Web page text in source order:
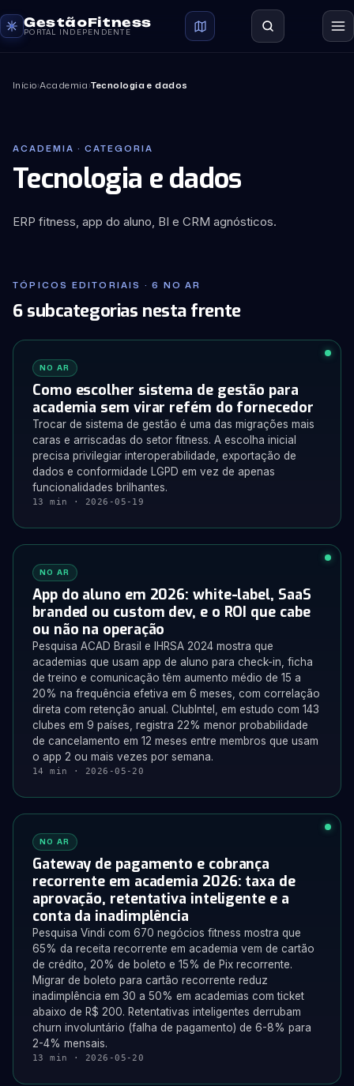
GestãoFitness
PORTAL INDEPENDENTE
Início›Academia›Tecnologia e dados
ACADEMIA · CATEGORIA
Tecnologia e dados
ERP fitness, app do aluno, BI e CRM agnósticos.
TÓPICOS EDITORIAIS · 6 NO AR
6 subcategorias nesta frente
NO AR
Como escolher sistema de gestão para
academia sem virar refém do fornecedor
Trocar de sistema de gestão é uma das migrações mais
caras e arriscadas do setor fitness. A escolha inicial
precisa privilegiar interoperabilidade, exportação de
dados e conformidade LGPD em vez de apenas
funcionalidades brilhantes.
13 min · 2026-05-19
NO AR
App do aluno em 2026: white-label, SaaS
branded ou custom dev, e o ROI que cabe
ou não na operação
Pesquisa ACAD Brasil e IHRSA 2024 mostra que
academias que usam app de aluno para check-in, ficha
de treino e comunicação têm aumento médio de 15 a
20% na frequência efetiva em 6 meses, com correlação
direta com retenção anual. ClubIntel, em estudo com 143
clubes em 9 países, registra 22% menor probabilidade
de cancelamento em 12 meses entre membros que usam
o app 2 ou mais vezes por semana.
14 min · 2026-05-20
NO AR
Gateway de pagamento e cobrança
recorrente em academia 2026: taxa de
aprovação, retentativa inteligente e a
conta da inadimplência
Pesquisa Vindi com 670 negócios fitness mostra que
65% da receita recorrente em academia vem de cartão
de crédito, 20% de boleto e 15% de Pix recorrente.
Migrar de boleto para cartão recorrente reduz
inadimplência em 30 a 50% em academias com ticket
abaixo de R$ 200. Retentativas inteligentes derrubam
churn involuntário (falha de pagamento) de 6-8% para
2-4% mensais.
13 min · 2026-05-20